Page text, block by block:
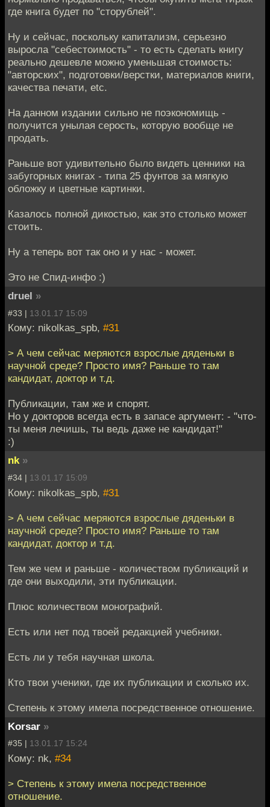
где книга будет по "сторублей".
Ну и сейчас, поскольку капитализм, серьезно
выросла "себестоимость" - то есть сделать книгу
реально дешевле можно уменьшая стоимость:
"авторских", подготовки/верстки, материалов книги,
качества печати, etc.
На данном издании сильно не поэкономищь -
получится унылая серость, которую вообще не
продать.
Раньше вот удивительно было видеть ценники на
забугорных книгах - типа 25 фунтов за мягкую
обложку и цветные картинки.
Казалось полной дикостью, как это столько может
стоить.
Ну а теперь вот так оно и у нас - может.
Это не Спид-инфо :)
druel »
#33 | 13.01.17 15:09
Кому: nikolkas_spb, #31
> А чем сейчас меряются взрослые дяденьки в
научной среде? Просто имя? Раньше то там
кандидат, доктор и т.д.
Публикации, там же и спорят.
Но у докторов всегда есть в запасе аргумент: - "что-
ты меня лечишь, ты ведь даже не кандидат!"
:)
nk »
#34 | 13.01.17 15:09
Кому: nikolkas_spb, #31
> А чем сейчас меряются взрослые дяденьки в
научной среде? Просто имя? Раньше то там
кандидат, доктор и т.д.
Тем же чем и раньше - количеством публикаций и
где они выходили, эти публикации.
Плюс количеством монографий.
Есть или нет под твоей редакцией учебники.
Есть ли у тебя научная школа.
Кто твои ученики, где их публикации и сколько их.
Степень к этому имела посредственное отношение.
Korsar »
#35 | 13.01.17 15:24
Кому: nk, #34
> Степень к этому имела посредственное
отношение.